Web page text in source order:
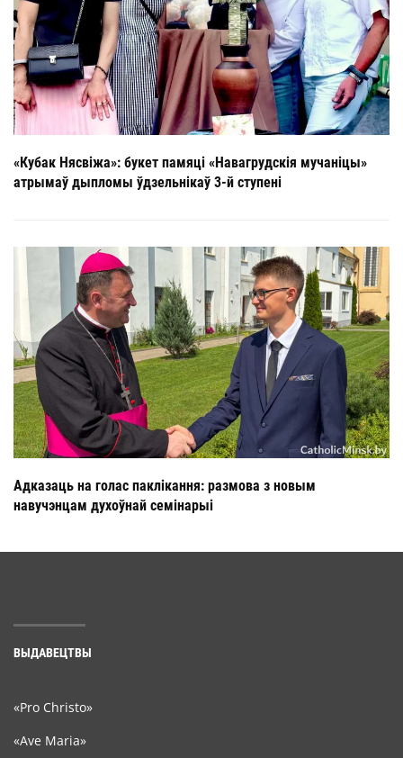
«Кубак Нясвіжа»: букет памяці «Навагрудскія мучаніцы»
атрымаў дыпломы ўдзельнікаў 3-й ступені
Адказаць на голас паклікання: размова з новым
навучэнцам духоўнай семінарыі
ВЫДАВЕЦТВЫ
«Pro Christo»
«Ave Maria»